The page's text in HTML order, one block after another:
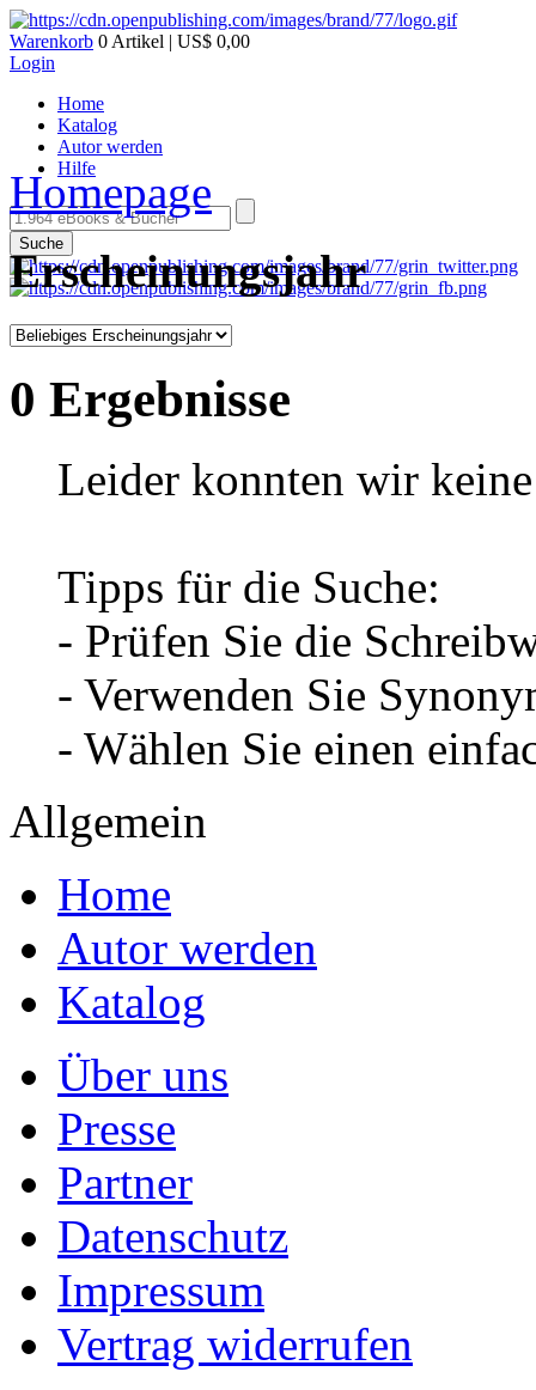
Warenkorb 0 Artikel | US$ 0,00
Login
Home
Katalog
Autor werden
Hilfe
Suche
Homepage
Erscheinungsjahr
0 Ergebnisse
Leider konnten wir
Tipps für die Suche:
- Prüfen Sie die
- Verwenden Sie
- Wählen Sie einen
Allgemein
Home
Autor werden
Katalog
Über uns
Presse
Partner
Datenschutz
Impressum
Vertrag widerrufen